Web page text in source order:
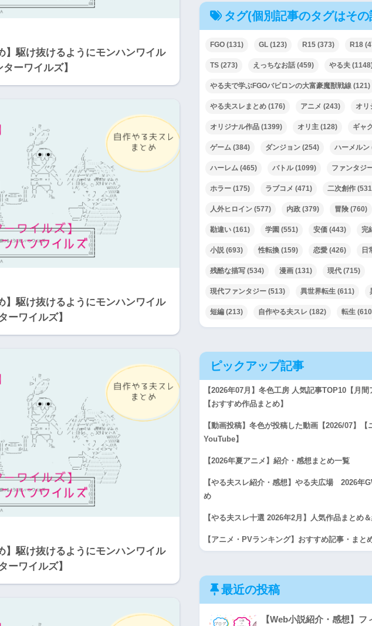
】駆け抜けるようにモンハンワイル
ーワイルズ】
】駆け抜けるようにモンハンワイル
ーワイルズ】
】駆け抜けるようにモンハンワイル
ーワイルズ】
タグ(個別記事のタグはそ
FGO (131) GL (123) R15 (373) R18
TS (273) えっちなお話 (459) やる夫
やる夫で学ぶFGOバビロンの大富豪魔獣戦線 (121)
やる夫スレまとめ (176) アニメ (243) オリ
オリジナル作品 (1399) オリ主 (128) ギャ
ゲーム (384) ダンジョン (254) ハーメルン
ハーレム (465) バトル(1099) ファンタジ
ホラー (175) ラブコメ (471) 二次創作
人外ヒロイン (577) 内政 (379) 冒険 (760)
勘違い (161) 学園 (551) 安価 (443) 完
小説(693) 性転換 (159) 恋愛 (426) 日
残酷な描写 (534) 漫画 (131) 現代 (715)
現代ファンタジー (513) 異世界転生 (611)
短編 (213) 自作やる夫スレ (182) 転生
ピックアップ記事
【2026年07月】冬色工房 人気記事TOP10【月
【おすすめ作品まとめ】
【動画投稿】冬色が投稿した動画【2026/07】【
YouTube】
【2026年夏アニメ】紹介・感想まとめ一覧
【やる夫スレ紹介・感想】やる夫広場 2026年
め
【やる夫スレ十選 2026年2月】人気作品まとめ
【アニメ・PVランキング】おすすめ記事・まと
最近の投稿
【Web小説紹介・感想】